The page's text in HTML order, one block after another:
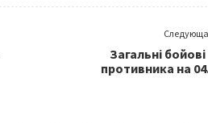
Загальні
противника на